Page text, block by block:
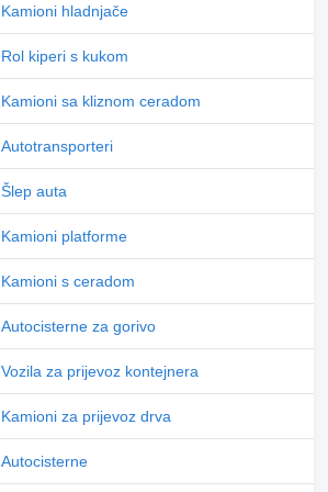
Kamioni hladnjače
Rol kiperi s kukom
Kamioni sa kliznom ceradom
Autotransporteri
Šlep auta
Kamioni platforme
Kamioni s ceradom
Autocisterne za gorivo
Vozila za prijevoz kontejnera
Kamioni za prijevoz drva
Autocisterne